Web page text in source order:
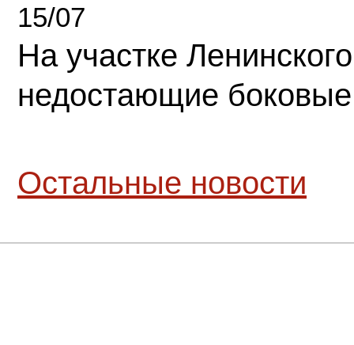
15/07
На участке
недостающие
Остальные новости